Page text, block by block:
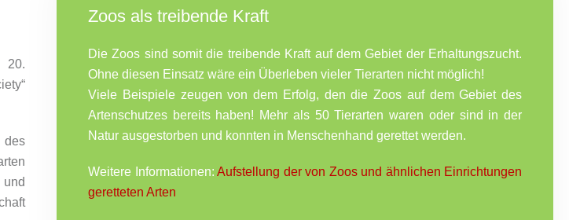
20.
des
Zoos als treibende Kraft
Die Zoos sind somit die treibende Kraft auf dem Gebiet der Erhaltungszucht.
Ohne diesen Einsatz wäre ein Überleben vieler Tierarten nicht möglich!
Viele Beispiele zeugen von dem Erfolg, den die Zoos auf dem Gebiet des
Artenschutzes bereits haben! Mehr als 50 Tierarten waren oder sind in der
Natur ausgestorben und konnten in Menschenhand gerettet werden.
Weitere Informationen: Aufstellung der von Zoos und ähnlichen Einrichtungen
geretteten Arten